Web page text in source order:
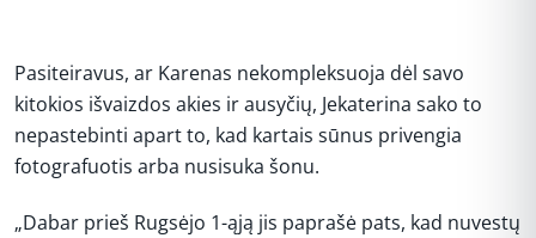
Pasiteiravus, ar Karenas nekompleksuoja dėl savo
kitokios išvaizdos akies ir ausyčių, Jekaterina sako to
nepastebinti apart to, kad kartais sūnus privengia
fotografuotis arba nusisuka šonu.
„Dabar prieš Rugsėjo 1-ąją jis paprašė pats, kad nuvestų